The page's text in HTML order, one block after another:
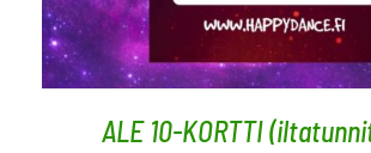
ALE 10-KORTTI